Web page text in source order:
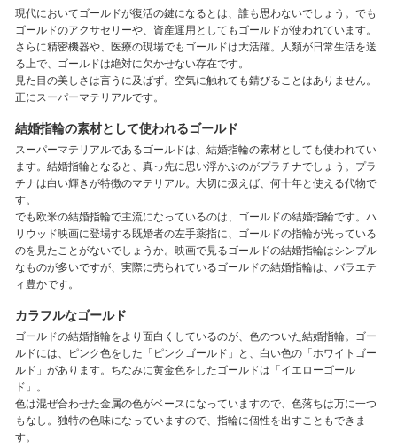
現代においてゴールドが復活の鍵になるとは、誰も思わないでしょう。でも
ゴールドのアクサセリーや、資産運用としてもゴールドが使われています。
さらに精密機器や、医療の現場でもゴールドは大活躍。人類が日常生活を送
る上で、ゴールドは絶対に欠かせない存在です。
見た目の美しさは言うに及ばず。空気に触れても錆びることはありません。
正にスーパーマテリアルです。
結婚指輪の素材として使われるゴールド
スーパーマテリアルであるゴールドは、結婚指輪の素材としても使われてい
ます。結婚指輪となると、真っ先に思い浮かぶのがプラチナでしょう。プラ
チナは白い輝きが特徴のマテリアル。大切に扱えば、何十年と使える代物で
す。
でも欧米の結婚指輪で主流になっているのは、ゴールドの結婚指輪です。ハ
リウッド映画に登場する既婚者の左手薬指に、ゴールドの指輪が光っている
のを見たことがないでしょうか。映画で見るゴールドの結婚指輪はシンプル
なものが多いですが、実際に売られているゴールドの結婚指輪は、バラエテ
ィ豊かです。
カラフルなゴールド
ゴールドの結婚指輪をより面白くしているのが、色のついた結婚指輪。ゴー
ルドには、ピンク色をした「ピンクゴールド」と、白い色の「ホワイトゴー
ルド」があります。ちなみに黄金色をしたゴールドは「イエローゴール
ド」。
色は混ぜ合わせた金属の色がベースになっていますので、色落ちは万に一つ
もなし。独特の色味になっていますので、指輪に個性を出すこともできま
す。